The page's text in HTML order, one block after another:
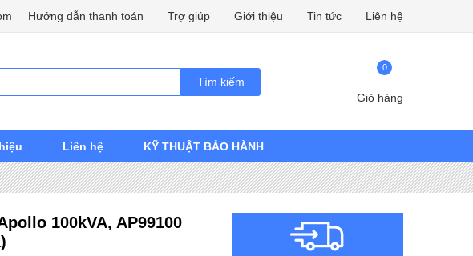
Hướng dẫn thanh toán Trợ giúp Giới thiệu Tin tức Liên hệ
Tìm kiếm
0
Giỏ hàng
Liên hệ KỸ THUẬT BẢO HÀNH
100kVA, AP99100